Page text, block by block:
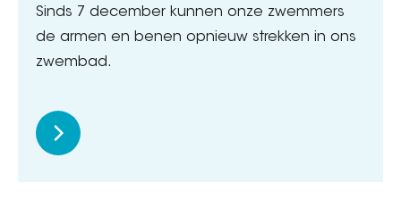
Sinds 7 december kunnen onze zwemmers
de armen en benen opnieuw strekken in ons
zwembad.